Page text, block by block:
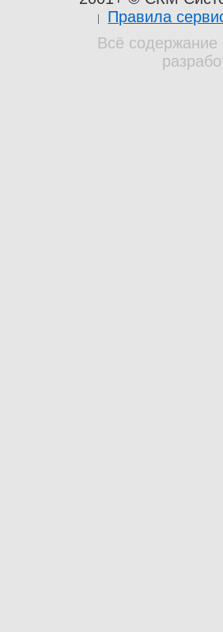
Правила
Всё содержание